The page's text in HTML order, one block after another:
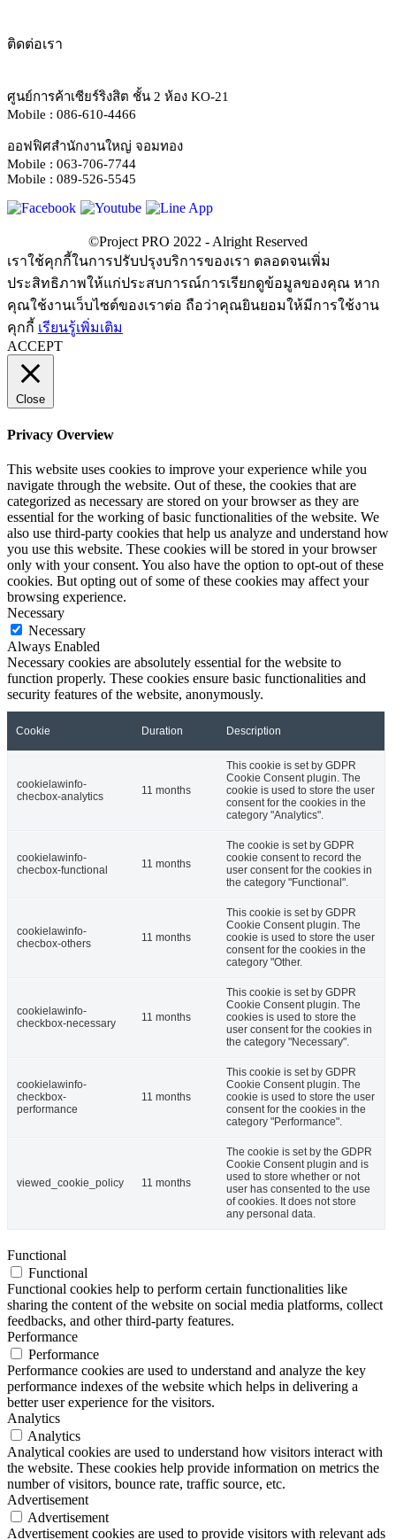
ติดต่อเรา
ศูนย์การค้าเซียร์ริงสิต ชั้น 2 ห้อง KO-21
Mobile : 086-610-4466
ออฟฟิศสำนักงานใหญ่ จอมทอง
Mobile : 063-706-7744
Mobile : 089-526-5545
เราใช้คุกกี้ในการปรับปรุงบริการของเรา ตลอดจนเพิ่ม
ประสิทธิภาพให้แก่ประสบการณ์การเรียกดูข้อมูลของคุณ หาก
คุณใช้งานเว็บไซต์ของเราต่อ ถือว่าคุณยินยอมให้มีการใช้งาน
คุกกี้ เรียนรู้เพิ่มเติม
ACCEPT
Close
Privacy Overview
This website uses cookies to improve your experience while you
navigate through the website. Out of these, the cookies that are
categorized as necessary are stored on your browser as they are
essential for the working of basic functionalities of the website. We
also use third-party cookies that help us analyze and understand how
you use this website. These cookies will be stored in your browser
only with your consent. You also have the option to opt-out of these
cookies. But opting out of some of these cookies may affect your
browsing experience.
Necessary
Necessary
Always Enabled
Necessary cookies are absolutely essential for the website to
function properly. These cookies ensure basic functionalities and
security features of the website, anonymously.
Cookie Duration Description
cookielawinfo-
checbox-analytics
11 months
This cookie is set by GDPR
Cookie Consent plugin. The
cookie is used to store the user
consent for the cookies in the
category "Analytics".
cookielawinfo-
checbox-functional
11 months
The cookie is set by GDPR
cookie consent to record the
user consent for the cookies in
the category "Functional".
cookielawinfo-
checbox-others
11 months
This cookie is set by GDPR
Cookie Consent plugin. The
cookie is used to store the user
consent for the cookies in the
category "Other.
cookielawinfo-
checkbox-necessary
11 months
This cookie is set by GDPR
Cookie Consent plugin. The
cookies is used to store the
user consent for the cookies in
the category "Necessary".
cookielawinfo-
checkbox-
performance
11 months
This cookie is set by GDPR
Cookie Consent plugin. The
cookie is used to store the user
consent for the cookies in the
category "Performance".
viewed_cookie_policy 11 months
The cookie is set by the GDPR
Cookie Consent plugin and is
used to store whether or not
user has consented to the use
of cookies. It does not store
any personal data.
Functional
Functional
Functional cookies help to perform certain functionalities like
sharing the content of the website on social media platforms, collect
feedbacks, and other third-party features.
Performance
Performance
Performance cookies are used to understand and analyze the key
performance indexes of the website which helps in delivering a
better user experience for the visitors.
Analytics
Analytics
Analytical cookies are used to understand how visitors interact with
the website. These cookies help provide information on metrics the
number of visitors, bounce rate, traffic source, etc.
Advertisement
Advertisement
Advertisement cookies are used to provide visitors with relevant ads